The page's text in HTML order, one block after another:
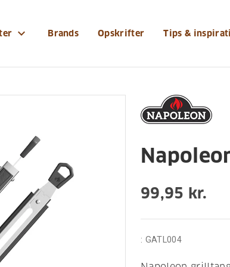
expand_more Brands Opskrifter Tips &
99,95 kr.
: GATL004